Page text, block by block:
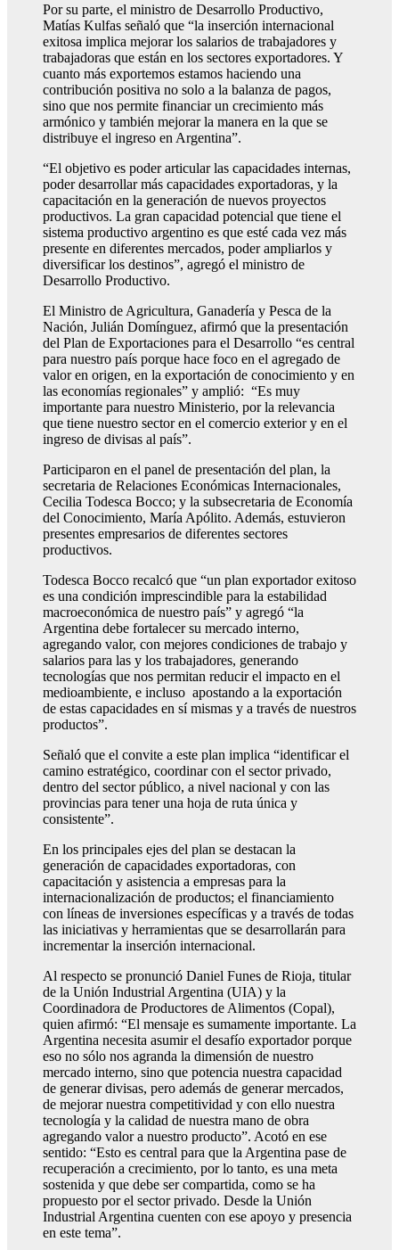
Por su parte, el ministro de Desarrollo Productivo,
Matías Kulfas señaló que “la inserción internacional
exitosa implica mejorar los salarios de trabajadores y
trabajadoras que están en los sectores exportadores. Y
cuanto más exportemos estamos haciendo una
contribución positiva no solo a la balanza de pagos,
sino que nos permite financiar un crecimiento más
armónico y también mejorar la manera en la que se
distribuye el ingreso en Argentina”.
“El objetivo es poder articular las capacidades internas,
poder desarrollar más capacidades exportadoras, y la
capacitación en la generación de nuevos proyectos
productivos. La gran capacidad potencial que tiene el
sistema productivo argentino es que esté cada vez más
presente en diferentes mercados, poder ampliarlos y
diversificar los destinos”, agregó el ministro de
Desarrollo Productivo.
El Ministro de Agricultura, Ganadería y Pesca de la
Nación, Julián Domínguez, afirmó que la presentación
del Plan de Exportaciones para el Desarrollo “es central
para nuestro país porque hace foco en el agregado de
valor en origen, en la exportación de conocimiento y en
las economías regionales” y amplió: “Es muy
importante para nuestro Ministerio, por la relevancia
que tiene nuestro sector en el comercio exterior y en el
ingreso de divisas al país”.
Participaron en el panel de presentación del plan, la
secretaria de Relaciones Económicas Internacionales,
Cecilia Todesca Bocco; y la subsecretaria de Economía
del Conocimiento, María Apólito. Además, estuvieron
presentes empresarios de diferentes sectores
productivos.
Todesca Bocco recalcó que “un plan exportador exitoso
es una condición imprescindible para la estabilidad
macroeconómica de nuestro país” y agregó “la
Argentina debe fortalecer su mercado interno,
agregando valor, con mejores condiciones de trabajo y
salarios para las y los trabajadores, generando
tecnologías que nos permitan reducir el impacto en el
medioambiente, e incluso apostando a la exportación
de estas capacidades en sí mismas y a través de nuestros
productos”.
Señaló que el convite a este plan implica “identificar el
camino estratégico, coordinar con el sector privado,
dentro del sector público, a nivel nacional y con las
provincias para tener una hoja de ruta única y
consistente”.
En los principales ejes del plan se destacan la
generación de capacidades exportadoras, con
capacitación y asistencia a empresas para la
internacionalización de productos; el financiamiento
con líneas de inversiones específicas y a través de todas
las iniciativas y herramientas que se desarrollarán para
incrementar la inserción internacional.
Al respecto se pronunció Daniel Funes de Rioja, titular
de la Unión Industrial Argentina (UIA) y la
Coordinadora de Productores de Alimentos (Copal),
quien afirmó: “El mensaje es sumamente importante. La
Argentina necesita asumir el desafío exportador porque
eso no sólo nos agranda la dimensión de nuestro
mercado interno, sino que potencia nuestra capacidad
de generar divisas, pero además de generar mercados,
de mejorar nuestra competitividad y con ello nuestra
tecnología y la calidad de nuestra mano de obra
agregando valor a nuestro producto”. Acotó en ese
sentido: “Esto es central para que la Argentina pase de
recuperación a crecimiento, por lo tanto, es una meta
sostenida y que debe ser compartida, como se ha
propuesto por el sector privado. Desde la Unión
Industrial Argentina cuenten con ese apoyo y presencia
en este tema”.